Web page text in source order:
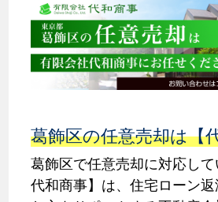
葛飾区の任意売却は【
葛飾区で任意売却に対応し
代和商事】は、住宅ローン